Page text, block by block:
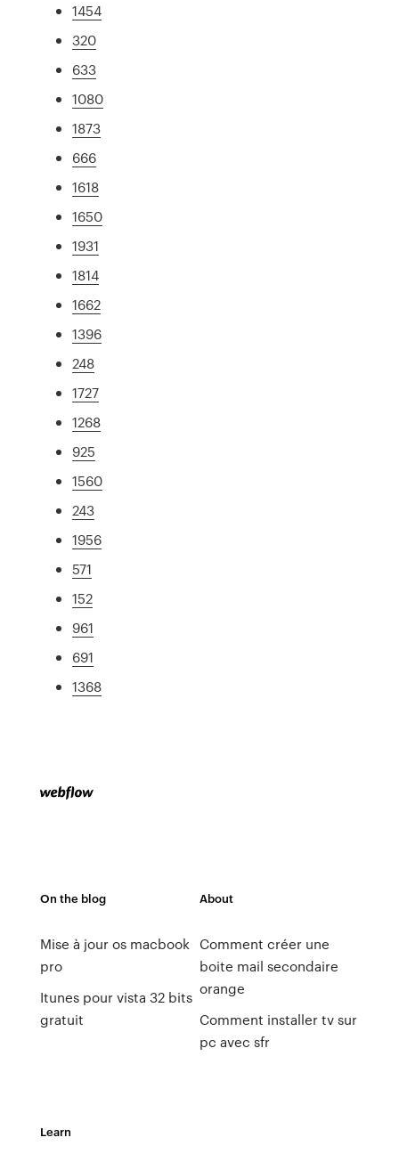
1454
320
633
1080
1873
666
1618
1650
1931
1814
1662
1396
248
1727
1268
925
1560
243
1956
571
152
961
691
1368
On the blog
Mise à jour os macbook
pro
Itunes pour vista 32 bits
gratuit
About
Comment créer une
boite mail secondaire
orange
Comment installer tv sur
pc avec sfr
Learn